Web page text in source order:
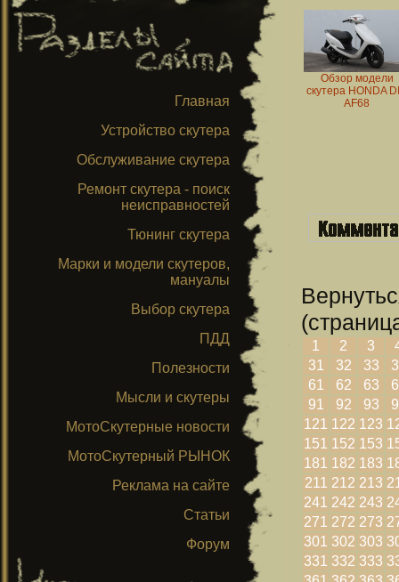
Главная
Устройство скутера
Обслуживание скутера
Ремонт скутера - поиск
неисправностей
Тюнинг скутера
Марки и модели скутеров,
мануалы
Выбор скутера
ПДД
Полезности
Мысли и скутеры
МотоСкутерные новости
МотоСкутерный РЫНОК
Реклама на сайте
Статьи
Форум
Обзор модели
скутера HONDA
AF68
1 2 3
31
32 33
61
62 63
91
92 93
121 122 123
151 152 153
181 182 183
211 212 213
241 242 243
271 272 273
301 302 303
331 332 333